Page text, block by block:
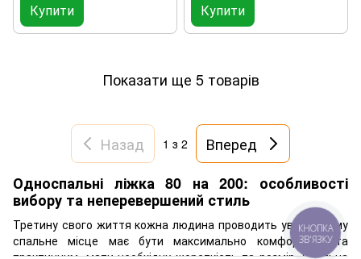
Купити Купити
Показати ще 5 товарів
Назад 1 з 2
Вперед
Односпальні ліжка 80 на 200: особливості
вибору та неперевершений стиль
Третину свого життя кожна людина проводить уві сні, тому
спальне місце має бути максимально комфортним та
КНОПКА
ЗВ'ЯЗКУ